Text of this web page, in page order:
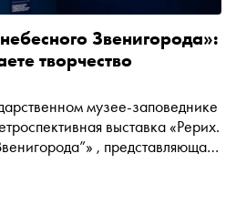
Звенигорода»:
творчество
музее-заповеднике
, представляющая
музея, включая такие